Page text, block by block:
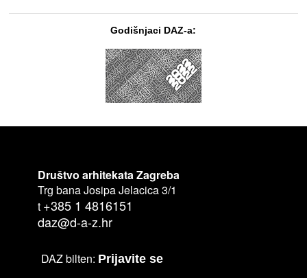
Godišnjaci DAZ-a:
Društvo arhitekata Zagreba
Trg bana Josipa Jelacica 3/1
t +385 1 4816151
daz@d-a-z.hr
DAZ bilten: Prijavite se